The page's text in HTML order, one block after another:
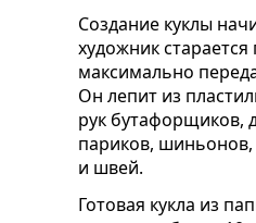
Создание куклы
художник
максимально
Он лепит из
рук бутафорщиков,
париков, шиньонов,
и швей.
Готовая кукла из